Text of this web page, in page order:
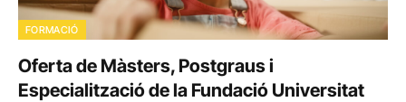
FORMACIÓ
Oferta de Màsters, Postgraus i
Especialització de la Fundació Universitat